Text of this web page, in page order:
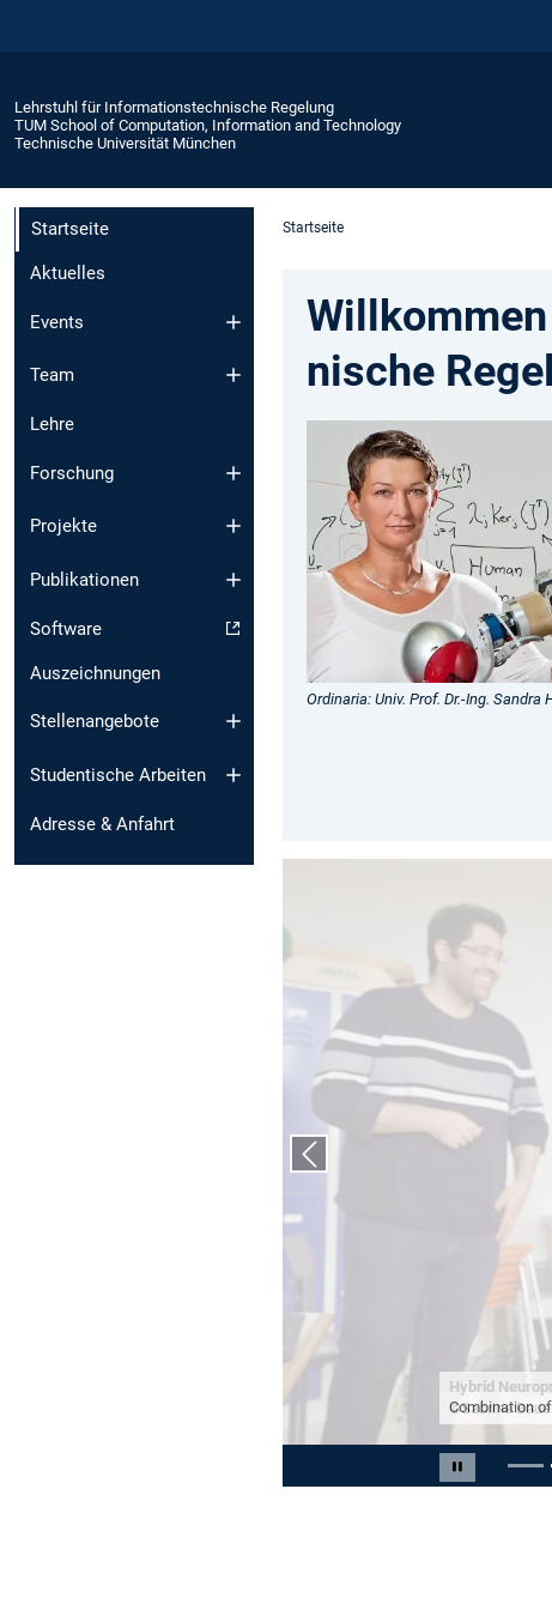
Lehrstuhl für Informationstechnische Regelung
TUM School of Computation, Information and Technology
Technische Universität München
Startseite
Aktuelles
Events
Team
Lehre
Forschung
Projekte
Publikationen
Software
Auszeichnungen
Stellenangebote
Studentische Arbeiten
Adresse & Anfahrt
Startseite
nische
Ordinaria: Univ. Prof. Dr.-Ing. Sandra
Carousel
Combination
Vorheriger Slide